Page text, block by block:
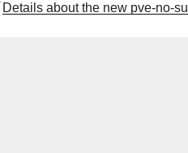
Details about the new pve-no-